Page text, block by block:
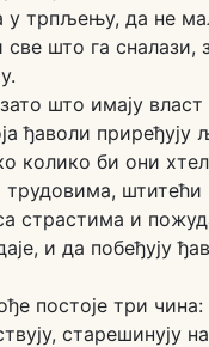
у трпљењу, да не
што га сналази,
што имају
ђаволи
колико би они
страстима и
и да побеђују
постоје три
старешинују